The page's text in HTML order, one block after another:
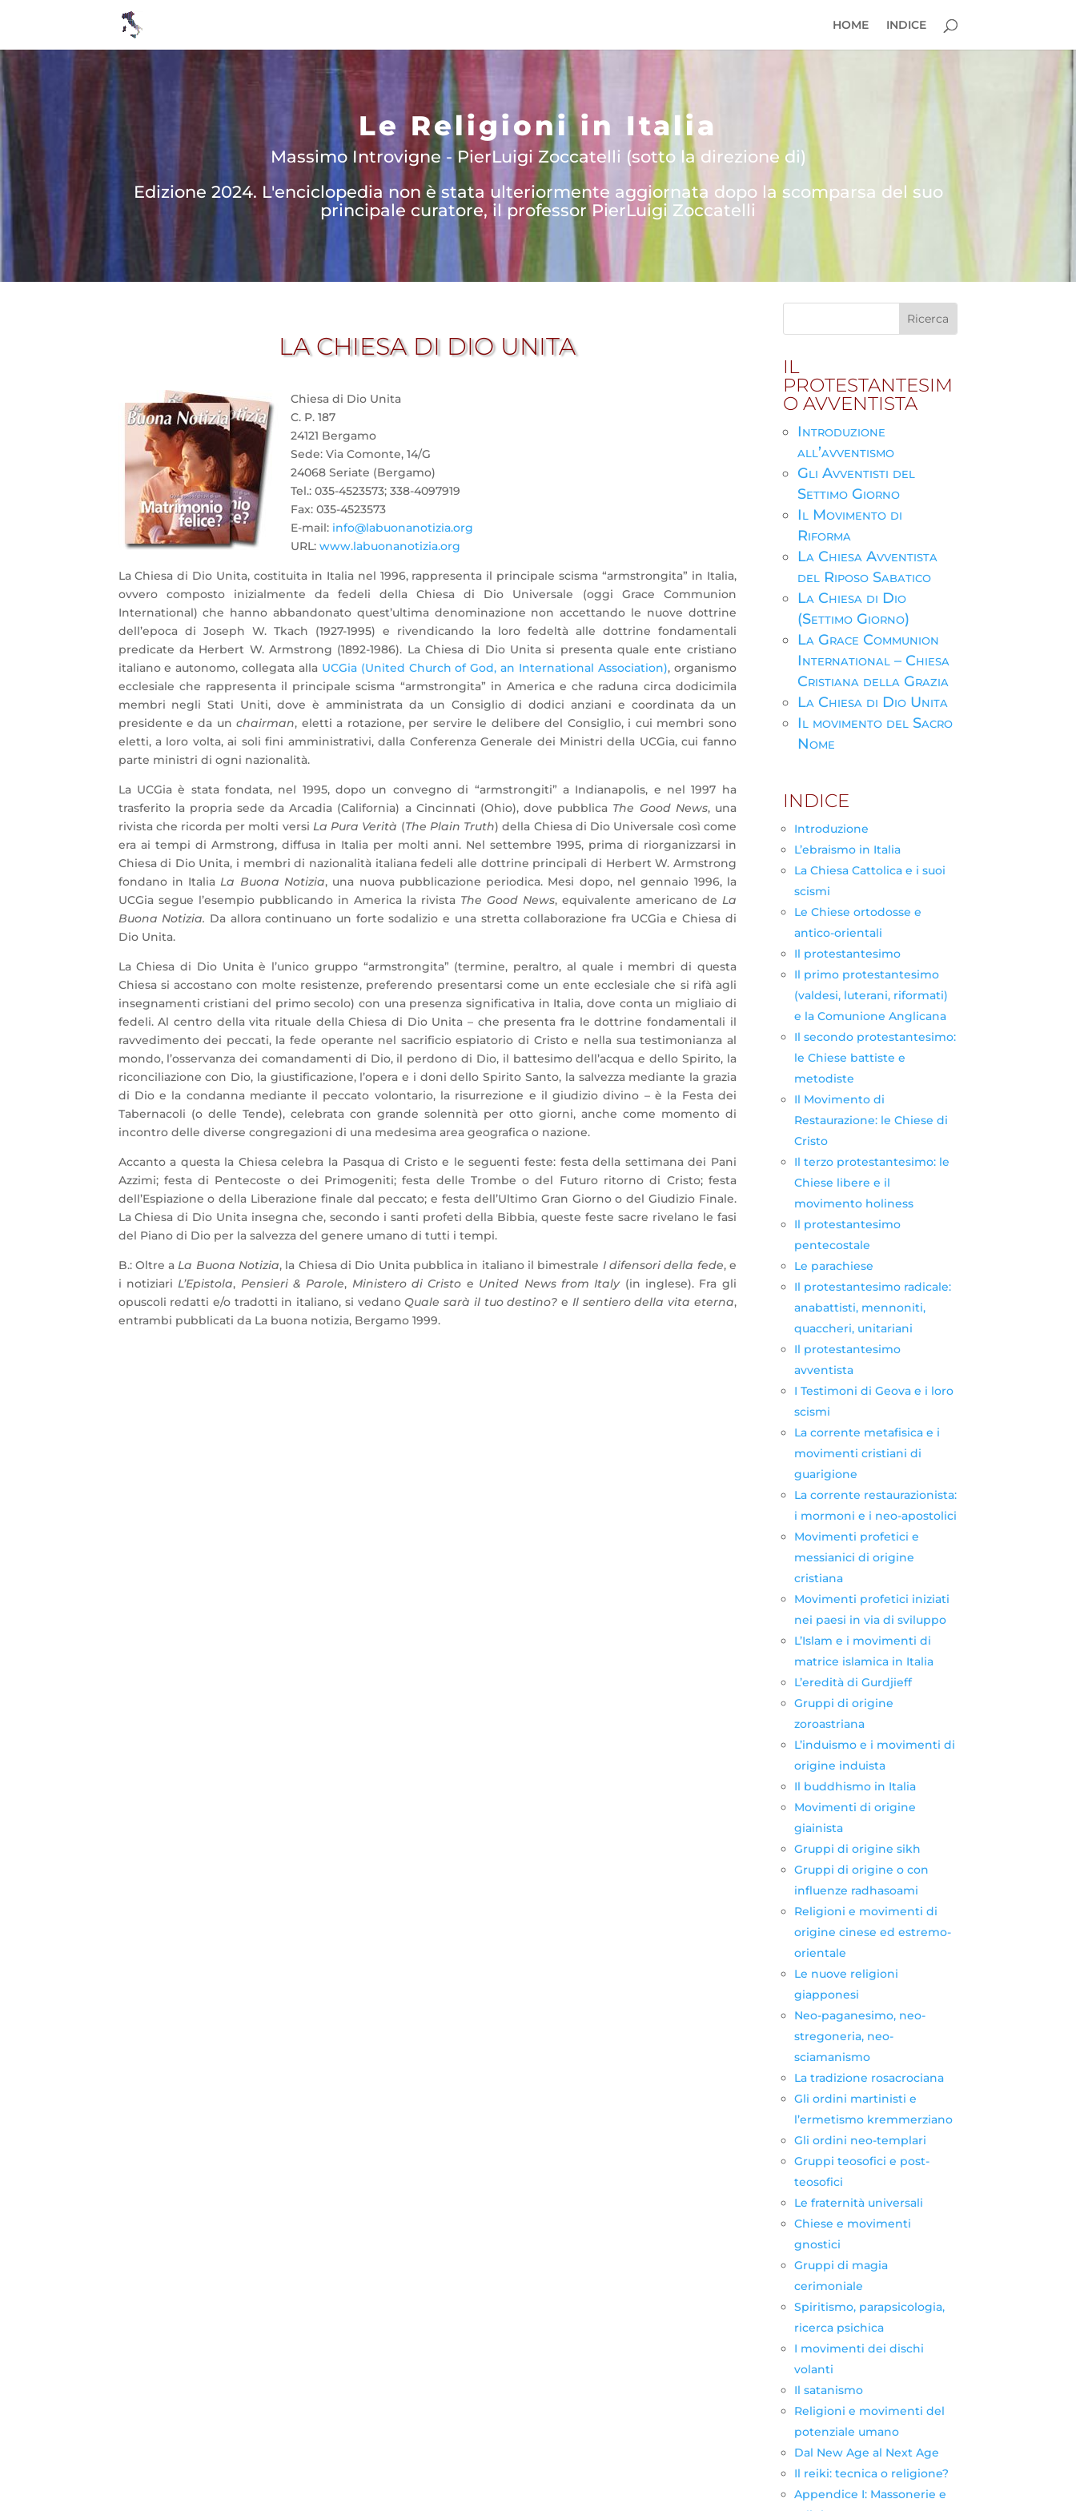
HOME INDICE
Le Religioni in Italia
Massimo Introvigne - PierLuigi Zoccatelli (sotto la direzione di)
Edizione 2024. L'enciclopedia non è stata ulteriormente aggiornata dopo la scomparsa del suo
principale curatore, il professor PierLuigi Zoccatelli
LA CHIESA DI DIO UNITA
Chiesa di Dio Unita
C. P. 187
24121 Bergamo
Sede: Via Comonte, 14/G
24068 Seriate (Bergamo)
Tel.: 035-4523573; 338-4097919
Fax: 035-4523573
E-mail: info@labuonanotizia.org
URL: www.labuonanotizia.org
La Chiesa di Dio Unita, costituita in Italia nel 1996, rappresenta il principale scisma “armstrongita” in Italia,
ovvero composto inizialmente da fedeli della Chiesa di Dio Universale (oggi Grace Communion
International) che hanno abbandonato quest’ultima denominazione non accettando le nuove dottrine
dell’epoca di Joseph W. Tkach (1927-1995) e rivendicando la loro fedeltà alle dottrine fondamentali
predicate da Herbert W. Armstrong (1892-1986). La Chiesa di Dio Unita si presenta quale ente cristiano
italiano e autonomo, collegata alla UCGia (United Church of God, an International Association), organismo
ecclesiale che rappresenta il principale scisma “armstrongita” in America e che raduna circa dodicimila
membri negli Stati Uniti, dove è amministrata da un Consiglio di dodici anziani e coordinata da un
presidente e da unchairman, eletti a rotazione, per servire le delibere del Consiglio, i cui membri sono
eletti, a loro volta, ai soli fini amministrativi, dalla Conferenza Generale dei Ministri della UCGia, cui fanno
parte ministri di ogni nazionalità.
La UCGia è stata fondata, nel 1995, dopo un convegno di “armstrongiti” a Indianapolis, e nel 1997 ha
trasferito la propria sede da Arcadia (California) a Cincinnati (Ohio), dove pubblica The Good News, una
rivista che ricorda per molti versi La Pura Verità (The Plain Truth) della Chiesa di Dio Universale così come
era ai tempi di Armstrong, diffusa in Italia per molti anni. Nel settembre 1995, prima di riorganizzarsi in
Chiesa di Dio Unita, i membri di nazionalità italiana fedeli alle dottrine principali di Herbert W. Armstrong
fondano in ItaliaLa Buona Notizia, una nuova pubblicazione periodica. Mesi dopo, nel gennaio 1996, la
UCGia segue l’esempio pubblicando in America la rivista The Good News, equivalente americano de La
Buona Notizia. Da allora continuano un forte sodalizio e una stretta collaborazione fra UCGia e Chiesa di
Dio Unita.
La Chiesa di Dio Unita è l’unico gruppo “armstrongita” (termine, peraltro, al quale i membri di questa
Chiesa si accostano con molte resistenze, preferendo presentarsi come un ente ecclesiale che si rifà agli
insegnamenti cristiani del primo secolo) con una presenza significativa in Italia, dove conta un migliaio di
fedeli. Al centro della vita rituale della Chiesa di Dio Unita – che presenta fra le dottrine fondamentali il
ravvedimento dei peccati, la fede operante nel sacrificio espiatorio di Cristo e nella sua testimonianza al
mondo, l’osservanza dei comandamenti di Dio, il perdono di Dio, il battesimo dell’acqua e dello Spirito, la
riconciliazione con Dio, la giustificazione, l’opera e i doni dello Spirito Santo, la salvezza mediante la grazia
di Dio e la condanna mediante il peccato volontario, la risurrezione e il giudizio divino – è la Festa dei
Tabernacoli (o delle Tende), celebrata con grande solennità per otto giorni, anche come momento di
incontro delle diverse congregazioni di una medesima area geografica o nazione.
Accanto a questa la Chiesa celebra la Pasqua di Cristo e le seguenti feste: festa della settimana dei Pani
Azzimi; festa di Pentecoste o dei Primogeniti; festa delle Trombe o del Futuro ritorno di Cristo; festa
dell’Espiazione o della Liberazione finale dal peccato; e festa dell’Ultimo Gran Giorno o del Giudizio Finale.
La Chiesa di Dio Unita insegna che, secondo i santi profeti della Bibbia, queste feste sacre rivelano le fasi
del Piano di Dio per la salvezza del genere umano di tutti i tempi.
B.: Oltre aLa Buona Notizia, la Chiesa di Dio Unita pubblica in italiano il bimestrale I difensori della fede, e
i notiziariL’Epistola, Pensieri & Parole, Ministero di Cristo e United News from Italy(in inglese). Fra gli
opuscoli redatti e/o tradotti in italiano, si vedano Quale sarà il tuo destino? e Il sentiero della vita eterna,
entrambi pubblicati da La buona notizia, Bergamo 1999.
IL
PROTESTANTESIM
O AVVENTISTA
Introduzione
all’avventismo
Gli Avventisti del
Settimo Giorno
Il Movimento di
Riforma
La Chiesa Avventista
del Riposo Sabatico
La Chiesa di Dio
(Settimo Giorno)
La Grace Communion
International – Chiesa
Cristiana della Grazia
La Chiesa di Dio Unita
Il movimento del Sacro
Nome
INDICE
Introduzione
L’ebraismo in Italia
La Chiesa Cattolica e i suoi
scismi
Le Chiese ortodosse e
antico-orientali
Il protestantesimo
Il primo protestantesimo
(valdesi, luterani, riformati)
e la Comunione Anglicana
Il secondo protestantesimo:
le Chiese battiste e
metodiste
Il Movimento di
Restaurazione: le Chiese di
Cristo
Il terzo protestantesimo: le
Chiese libere e il
movimento holiness
Il protestantesimo
pentecostale
Le parachiese
Il protestantesimo radicale:
anabattisti, mennoniti,
quaccheri, unitariani
Il protestantesimo
avventista
I Testimoni di Geova e i loro
scismi
La corrente metafisica e i
movimenti cristiani di
guarigione
La corrente restaurazionista:
i mormoni e i neo-apostolici
Movimenti profetici e
messianici di origine
cristiana
Movimenti profetici iniziati
nei paesi in via di sviluppo
L’Islam e i movimenti di
matrice islamica in Italia
L’eredità di Gurdjieff
Gruppi di origine
zoroastriana
L’induismo e i movimenti di
origine induista
Il buddhismo in Italia
Movimenti di origine
giainista
Gruppi di origine sikh
Gruppi di origine o con
influenze radhasoami
Religioni e movimenti di
origine cinese ed estremo-
orientale
Le nuove religioni
giapponesi
Neo-paganesimo, neo-
stregoneria, neo-
sciamanismo
La tradizione rosacrociana
Gli ordini martinisti e
l’ermetismo kremmerziano
Gli ordini neo-templari
Gruppi teosofici e post-
teosofici
Le fraternità universali
Chiese e movimenti
gnostici
Gruppi di magia
cerimoniale
Spiritismo, parapsicologia,
ricerca psichica
I movimenti dei dischi
volanti
Il satanismo
Religioni e movimenti del
potenziale umano
Dal New Age al Next Age
Il reiki: tecnica o religione?
Appendice I: Massonerie e